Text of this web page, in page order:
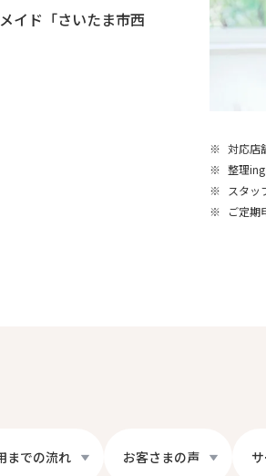
イド「さいたま市西
※ 対応店
※ 整理ing
※
スタッ
※
ご定期
までの流れ お客さまの声